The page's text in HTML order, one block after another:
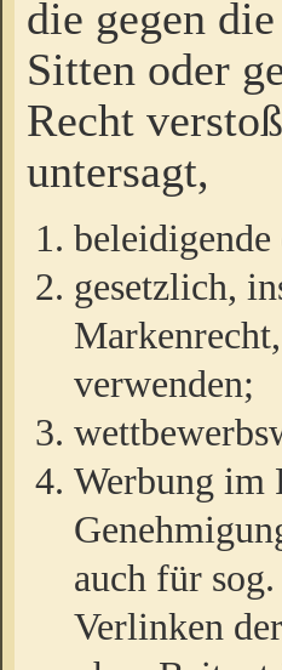
die gegen
Sitten oder
Recht
untersagt,
gesetzlich,
verwenden;
Werbung im
auch für
Verlinken